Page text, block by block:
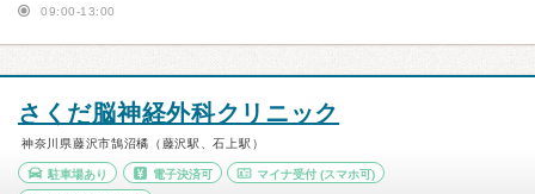
09:00-13:00
さくだ脳神経外科クリニック
神奈川県藤沢市鵠沼橘（藤沢駅、石上駅）
駐車場あり 電子決済可 マイナ受付 (スマホ可)